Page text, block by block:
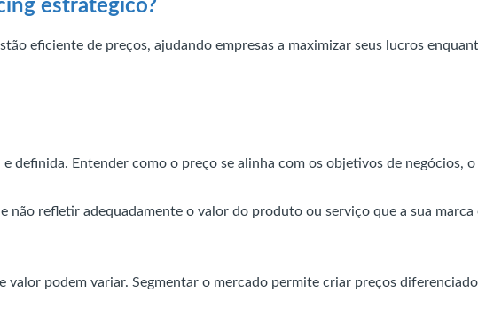
estratégico?
eficiente de preços, ajudando empresas a maximizar seus lucros
definida. Entender como o preço se alinha com os objetivos de negócios,
não refletir adequadamente o valor do produto ou serviço que a sua marca
valor podem variar. Segmentar o mercado permite criar preços